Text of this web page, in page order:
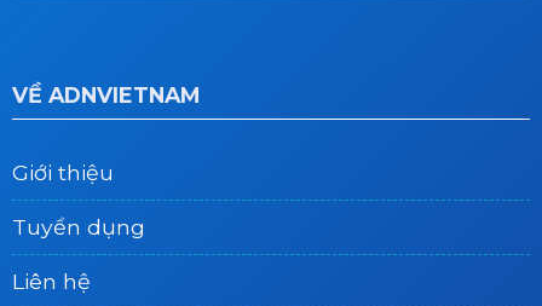
VỀ ADNVIETNAM
Giới thiệu
Tuyển dụng
Liên hệ